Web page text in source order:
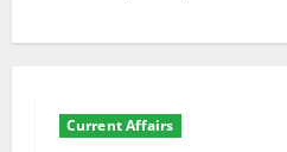
Current Affairs